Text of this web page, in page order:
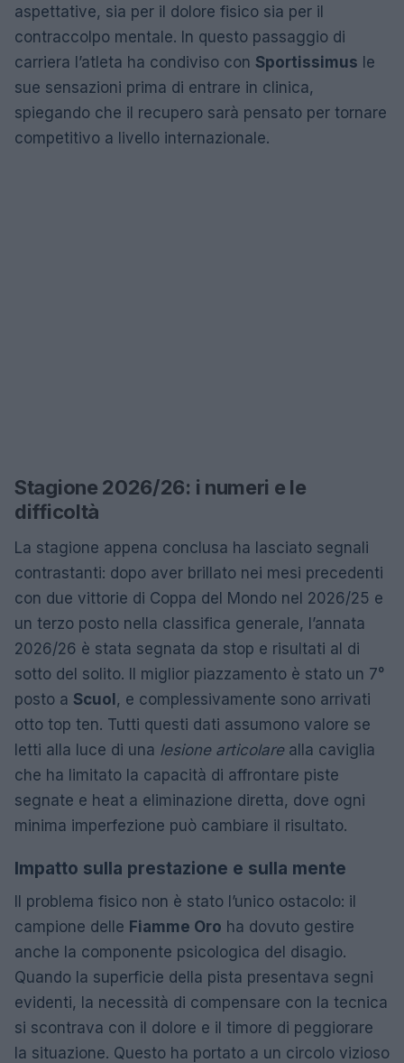
aspettative, sia per il dolore fisico sia per il
contraccolpo mentale. In questo passaggio di
carriera l’atleta ha condiviso con Sportissimus le
sue sensazioni prima di entrare in clinica,
spiegando che il recupero sarà pensato per tornare
competitivo a livello internazionale.
Stagione 2026/26: i numeri e le
difficoltà
La stagione appena conclusa ha lasciato segnali
contrastanti: dopo aver brillato nei mesi precedenti
con due vittorie di Coppa del Mondo nel 2026/25 e
un terzo posto nella classifica generale, l’annata
2026/26 è stata segnata da stop e risultati al di
sotto del solito. Il miglior piazzamento è stato un 7°
posto a Scuol, e complessivamente sono arrivati
otto top ten. Tutti questi dati assumono valore se
letti alla luce di una lesione articolarealla caviglia
che ha limitato la capacità di affrontare piste
segnate e heat a eliminazione diretta, dove ogni
minima imperfezione può cambiare il risultato.
Impatto sulla prestazione e sulla mente
Il problema fisico non è stato l’unico ostacolo: il
campione delle Fiamme Oro ha dovuto gestire
anche la componente psicologica del disagio.
Quando la superficie della pista presentava segni
evidenti, la necessità di compensare con la tecnica
si scontrava con il dolore e il timore di peggiorare
la situazione. Questo ha portato a un circolo vizioso